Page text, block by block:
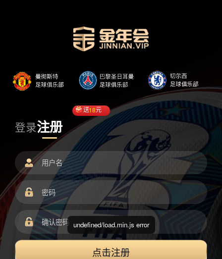
登录注册
送18元
点击注册
undefined/load.min.js error